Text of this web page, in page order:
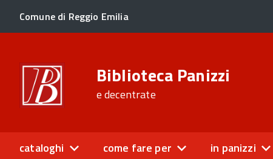
Comune di Reggio Emilia
Biblioteca Panizzi
e decentrate
cataloghi come fare per in panizzi